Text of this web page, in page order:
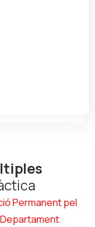
Permanent pel